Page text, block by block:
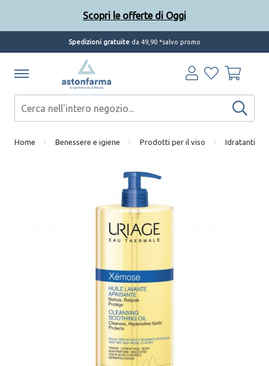
Spedizioni gratuite da 49,90 *salvo promo
Home Benessere e igiene Prodotti per il viso Idratanti e
Scopri le offerte di Oggi